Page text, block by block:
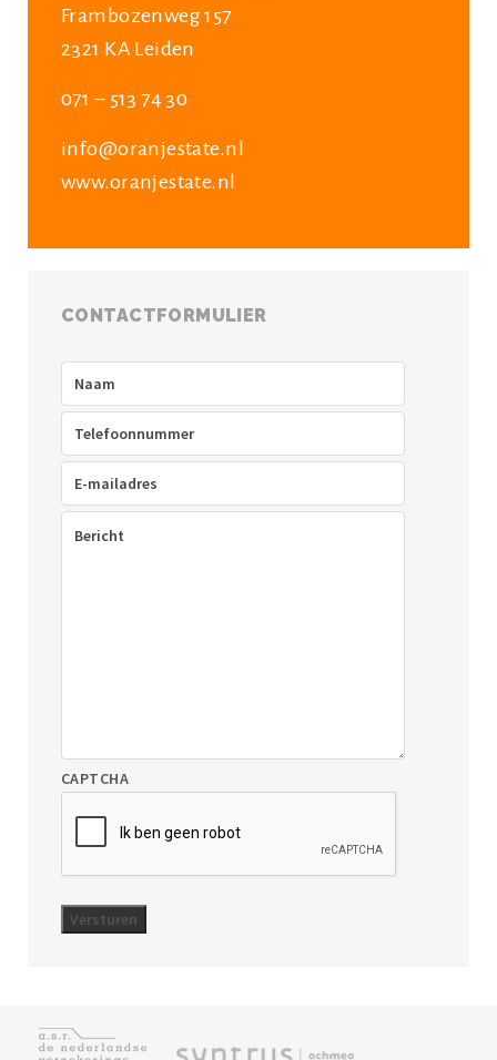
Frambozenweg 157
2321 KA Leiden
071 – 513 74 30
info@oranjestate.nl
www.oranjestate.nl
CONTACTFORMULIER
Telefoon
mailadres(Vereist)
CAPTCHA